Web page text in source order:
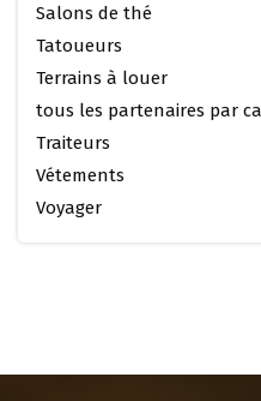
Salons de thé
Tatoueurs
Terrains à louer
tous les partenaires par
Traiteurs
Vétements
Voyager